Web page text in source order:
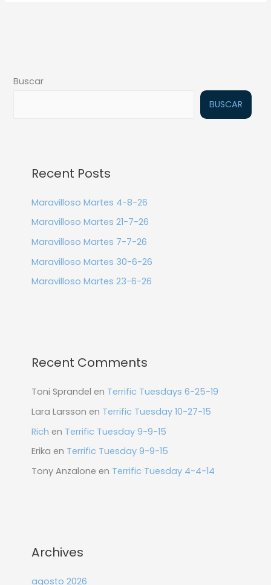
Buscar
BUSCAR
Recent Posts
Maravilloso Martes 4-8-26
Maravilloso Martes 21-7-26
Maravilloso Martes 7-7-26
Maravilloso Martes 30-6-26
Maravilloso Martes 23-6-26
Recent Comments
Toni Sprandel en Terrific Tuesdays 6-25-19
Lara Larsson en Terrific Tuesday 10-27-15
Rich en Terrific Tuesday 9-9-15
Erika en Terrific Tuesday 9-9-15
Tony Anzalone en Terrific Tuesday 4-4-14
Archives
agosto 2026